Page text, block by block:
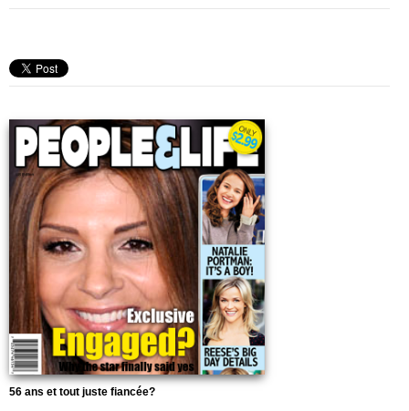
56 ans et tout juste fiancée?